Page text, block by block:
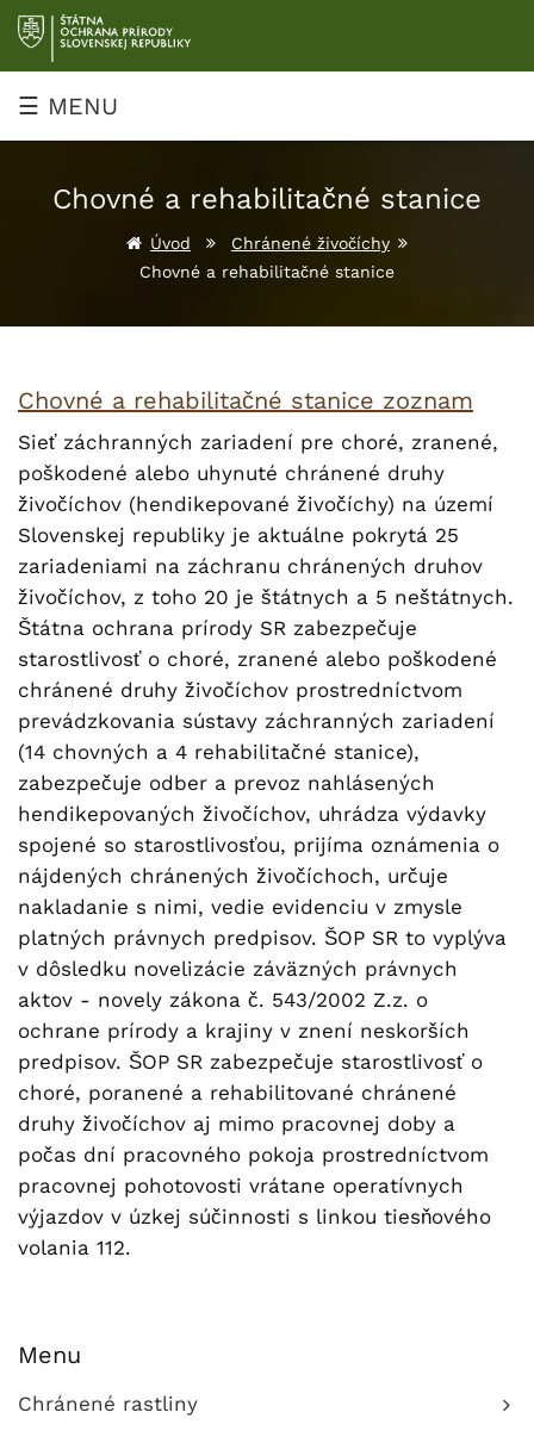
Prejsť
na
obsah
☰ MENU
Chovné a rehabilitačné stanice
Úvod
Chránené živočíchy
Chovné a rehabilitačné stanice
Chovné a rehabilitačné stanice zoznam
Sieť záchranných zariadení pre choré, zranené,
poškodené alebo uhynuté chránené druhy
živočíchov (hendikepované živočíchy) na území
Slovenskej republiky je aktuálne pokrytá 25
zariadeniami na záchranu chránených druhov
živočíchov, z toho 20 je štátnych a 5 neštátnych.
Štátna ochrana prírody SR zabezpečuje
starostlivosť o choré, zranené alebo poškodené
chránené druhy živočíchov prostredníctvom
prevádzkovania sústavy záchranných zariadení
(14 chovných a 4 rehabilitačné stanice),
zabezpečuje odber a prevoz nahlásených
hendikepovaných živočíchov, uhrádza výdavky
spojené so starostlivosťou, prijíma oznámenia o
nájdených chránených živočíchoch, určuje
nakladanie s nimi, vedie evidenciu v zmysle
platných právnych predpisov. ŠOP SR to vyplýva
v dôsledku novelizácie záväzných právnych
aktov - novely zákona č. 543/2002 Z.z. o
ochrane prírody a krajiny v znení neskorších
predpisov. ŠOP SR zabezpečuje starostlivosť o
choré, poranené a rehabilitované chránené
druhy živočíchov aj mimo pracovnej doby a
počas dní pracovného pokoja prostredníctvom
pracovnej pohotovosti vrátane operatívnych
výjazdov v úzkej súčinnosti s linkou tiesňového
volania 112.
Menu
Chránené rastliny